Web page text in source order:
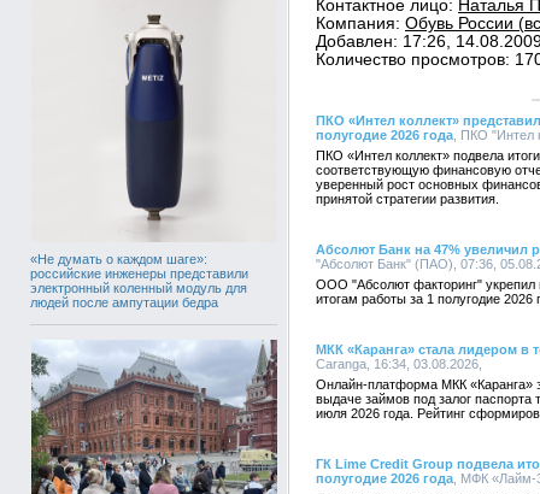
«Не думать о каждом шаге»:
российские инженеры представили
электронный коленный модуль для
людей после ампутации бедра
Контактное лицо: Наталья
Компания: Обувь России
Добавлен: 17:26,
Количество просмотров:
ПКО «Интел коллект»
полугодие 2026 года , ПКО "Интел
ПКО «Интел коллект» подвела
соответствующую финансовую
уверенный рост основных
принятой стратегии развития.
Абсолют Банк на 47% увеличил
"Абсолют Банк" (ПАО), 07:36,
ООО "Абсолют факторинг" укрепил
итогам работы за 1 полугодие 2026
МКК «Каранга» стала лидером в
Caranga, 16:34, 03.08.2026,
Онлайн-платформа МКК «Каранга»
выдаче займов под залог паспорта
июля 2026 года. Рейтинг
ГК Lime Credit Group подвела
полугодие 2026 года , МФК